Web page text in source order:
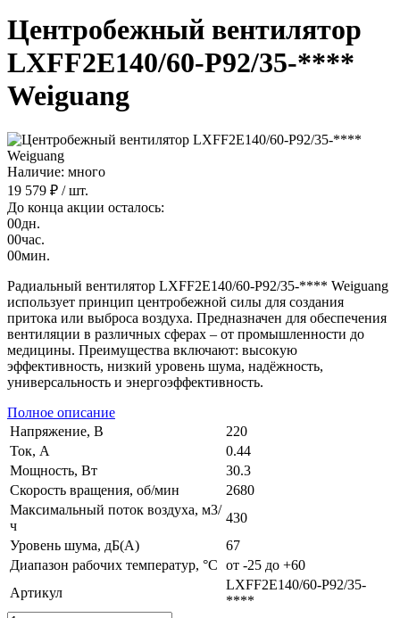
Центробежный вентилятор
LXFF2E140/60-P92/35-****
Weiguang
Наличие: много
19 579 ₽ / шт.
До конца акции осталось:
00дн.
00час.
00мин.
Радиальный вентилятор LXFF2E140/60-P92/35-**** Weiguang
использует принцип центробежной силы для создания
притока или выброса воздуха. Предназначен для обеспечения
вентиляции в различных сферах – от промышленности до
медицины. Преимущества включают: высокую
эффективность, низкий уровень шума, надёжность,
универсальность и энергоэффективность.
Полное описание
Напряжение, В
220
Ток, А
0.44
Мощность, Вт
30.3
Скорость вращения, об/мин
2680
Максимальный поток воздуха, м3/
ч
430
Уровень шума, дБ(А)
67
Диапазон рабочих температур, °C от -25 до +60
Артикул
LXFF2E140/60-P92/35-
****